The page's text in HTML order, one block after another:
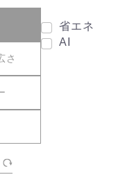
さ
省エネ
AI